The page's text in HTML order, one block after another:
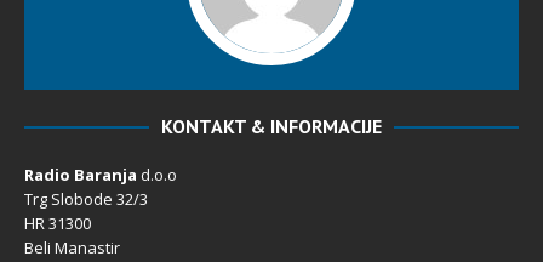
KONTAKT & INFORMACIJE
Radio Baranja d.o.o
Trg Slobode 32/3
HR 31300
Beli Manastir